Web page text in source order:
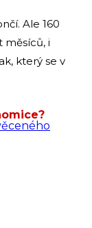
Ale 160
měsíců, i
který se v